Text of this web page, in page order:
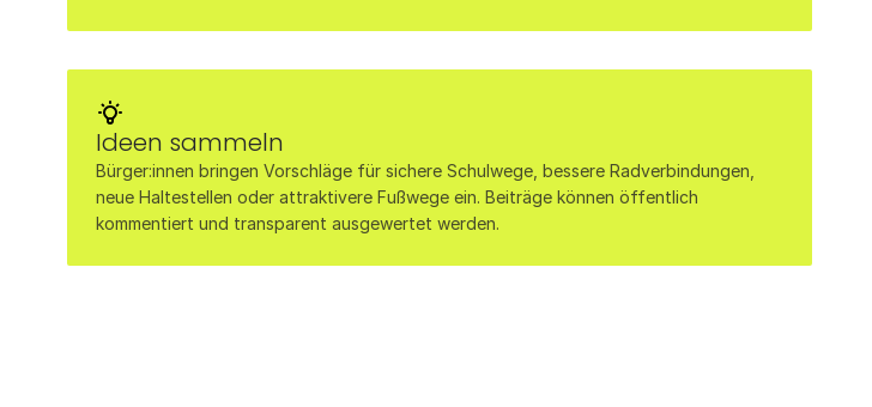
Ideen sammeln
Bürger:innen bringen Vorschläge für sichere Schulwege, bessere Radverbindungen,
neue Haltestellen oder attraktivere Fußwege ein. Beiträge können öffentlich
kommentiert und transparent ausgewertet werden.